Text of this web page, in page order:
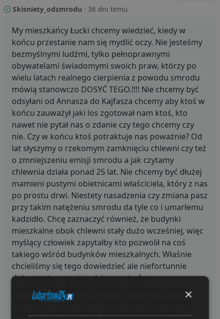
Skisniety_odsmrodu · 36 dni temu
My mieszkańcy Łucki chcemy wiedzieć, kiedy w
końcu przestanie nam się mydlić oczy. Nie jesteśmy
bezmyślnymi ludźmi, tylko pełnoprawnymi
obywatelami świadomymi swoich praw, którzy po
wielu latach realnego cierpienia z powodu smrodu
mówią stanowczo DOSYĆ TEGO.!!!! Nie chcemy być
odsyłani od Annasza do Kajfasza chcemy aby ktoś w
końcu zauważył jaki los zgotował nam ktoś, kto
nawet nie pytał nas o zdanie czy tego chcemy czy
nie. Czy w końcu ktoś potraktuje nas poważnie? Od
lat słyszymy o rzekomym zamknięciu chlewni czy też
o zmniejszeniu emisji smrodu a jak czytamy
chlewnia działa ponad 25 lat. Nie chcemy być dłużej
mamieni pustymi obietnicami właściciela, który z nas
po prostu drwi. Niestety nasadzenia czy zmiana pasz
przy takim natężeniu smrodu da tyle co i umarłemu
kadzidło. Chcę zaznaczyć również, że budynki
mieszkalne obok chlewni stały dużo wcześniej, więc
myślący człowiek zapytałby kto pozwolił na coś
takiego wśród budynków mieszkalnych. Właśnie
chcieliśmy się tego dowiedzieć ale niefortunnie
dokumenty w gminie dziwnym trafem
zaginęły.....Jeżeli ktoś twierdzi, że nie ma ustawy
odorowej i to takie normalne na wsi zapraszamy
wszystkich chętnych do testowania kiedy jest
×